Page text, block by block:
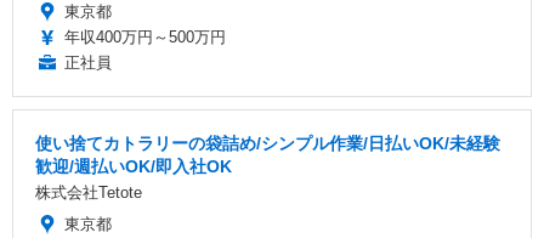
東京都
年収400万円～500万円
正社員
使い捨てカトラリーの袋詰め/シンプル作業/日払いOK/未経験
歓迎/週払いOK/即入社OK
株式会社Tetote
東京都